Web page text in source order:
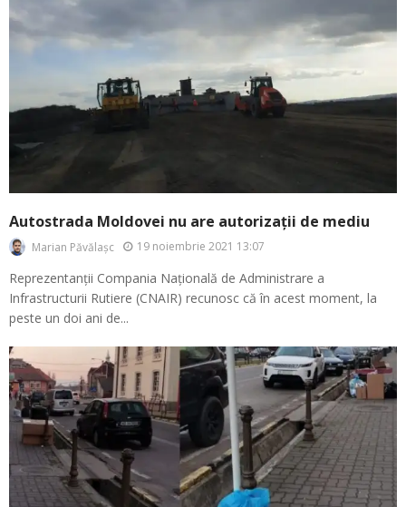
Autostrada Moldovei nu are autorizații de mediu
Marian Păvălașc 19 noiembrie 2021 13:07
Reprezentanții Compania Națională de Administrare a
Infrastructurii Rutiere (CNAIR) recunosc că în acest moment, la
peste un doi ani de...